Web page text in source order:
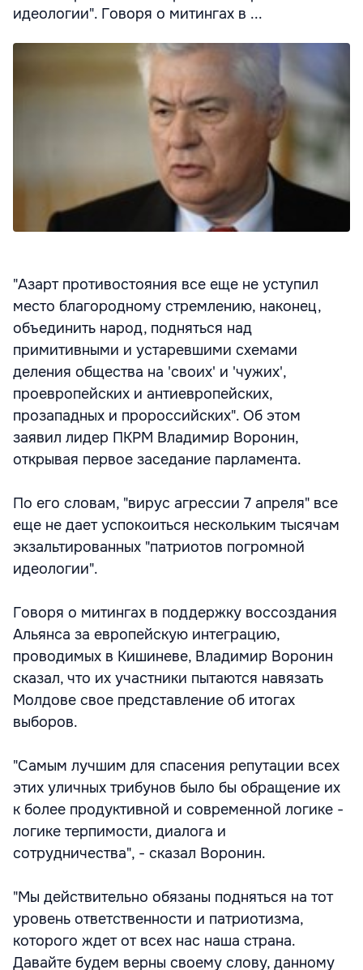
идеологии". Говоря о митингах в ...
"Азарт противостояния все еще не уступил
место благородному стремлению, наконец,
объединить народ, подняться над
примитивными и устаревшими схемами
деления общества на 'своих' и 'чужих',
проевропейских и антиевропейских,
прозападных и пророссийских". Об этом
заявил лидер ПКРМ Владимир Воронин,
открывая первое заседание парламента.
По его словам, "вирус агрессии 7 апреля" все
еще не дает успокоиться нескольким тысячам
экзальтированных "патриотов погромной
идеологии".
Говоря о митингах в поддержку воссоздания
Альянса за европейскую интеграцию,
проводимых в Кишиневе, Владимир Воронин
сказал, что их участники пытаются навязать
Молдове свое представление об итогах
выборов.
"Самым лучшим для спасения репутации всех
этих уличных трибунов было бы обращение их
к более продуктивной и современной логике -
логике терпимости, диалога и
сотрудничества", - сказал Воронин.
"Мы действительно обязаны подняться на тот
уровень ответственности и патриотизма,
которого ждет от всех нас наша страна.
Давайте будем верны своему слову, данному